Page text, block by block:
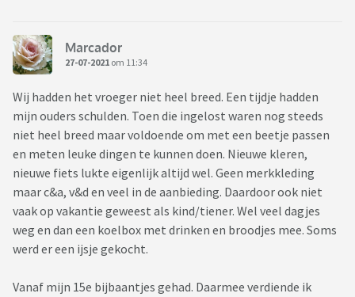
Marcador
27-07-2021 om 11:34
Wij hadden het vroeger niet heel breed. Een tijdje hadden
mijn ouders schulden. Toen die ingelost waren nog steeds
niet heel breed maar voldoende om met een beetje passen
en meten leuke dingen te kunnen doen. Nieuwe kleren,
nieuwe fiets lukte eigenlijk altijd wel. Geen merkkleding
maar c&a, v&d en veel in de aanbieding. Daardoor ook niet
vaak op vakantie geweest als kind/tiener. Wel veel dagjes
weg en dan een koelbox met drinken en broodjes mee. Soms
werd er een ijsje gekocht.
Vanaf mijn 15e bijbaantjes gehad. Daarmee verdiende ik